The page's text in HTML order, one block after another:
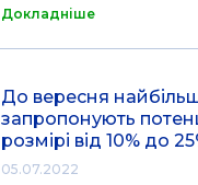
Докладніше
До вересня
запропонують
розмірі від 10% до
05.07.2022